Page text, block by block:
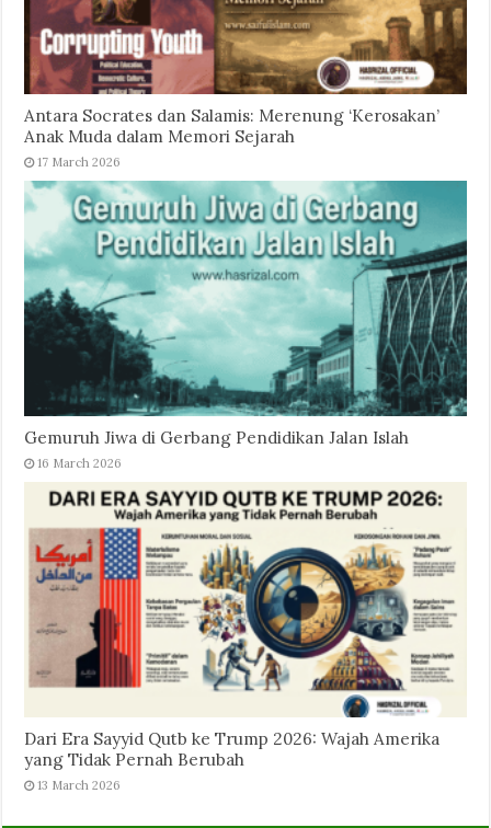
Antara Socrates dan Salamis: Merenung ‘Kerosakan’
Anak Muda dalam Memori Sejarah
17 March 2026
Gemuruh Jiwa di Gerbang Pendidikan Jalan Islah
16 March 2026
Dari Era Sayyid Qutb ke Trump 2026: Wajah Amerika
yang Tidak Pernah Berubah
13 March 2026